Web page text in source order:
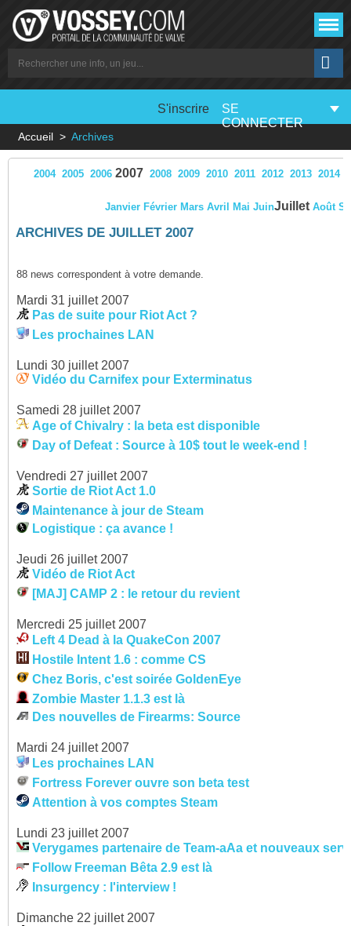
S'inscrire
SE
CONNECTER
Accueil Archives
2004 2005 2006 2007 2008 2009 2010 2011 2012 2013 2014
Janvier Février Mars Avril Mai JuinJuillet Août
ARCHIVES DE JUILLET 2007
88 news correspondent à votre demande.
Mardi 31 juillet 2007
Pas de suite pour Riot Act ?
Les prochaines LAN
Lundi 30 juillet 2007
Vidéo du Carnifex pour Exterminatus
Samedi 28 juillet 2007
Age of Chivalry : la beta est disponible
Day of Defeat : Source à 10$ tout le week-end !
Vendredi 27 juillet 2007
Sortie de Riot Act 1.0
Maintenance à jour de Steam
Logistique : ça avance !
Jeudi 26 juillet 2007
Vidéo de Riot Act
[MAJ] CAMP 2 : le retour du revient
Mercredi 25 juillet 2007
Left 4 Dead à la QuakeCon 2007
Hostile Intent 1.6 : comme CS
Chez Boris, c'est soirée GoldenEye
Zombie Master 1.1.3 est là
Des nouvelles de Firearms: Source
Mardi 24 juillet 2007
Les prochaines LAN
Fortress Forever ouvre son beta test
Attention à vos comptes Steam
Lundi 23 juillet 2007
Verygames partenaire de Team-aAa et nouveaux
Follow Freeman Bêta 2.9 est là
Insurgency : l'interview !
Dimanche 22 juillet 2007